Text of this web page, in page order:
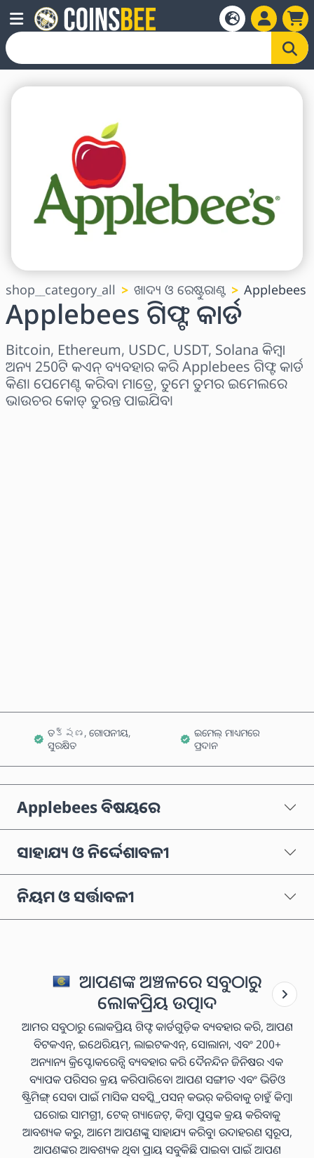
shop__category_all ଖାଦ୍ୟ ଓ ରେଷ୍ଟୁରାଣ୍ଟ Applebees
Applebees ଗିଫ୍ଟ କାର୍ଡ
Bitcoin, Ethereum, USDC, USDT, Solana କିମ୍ବା
ଅନ୍ୟ 250ଟି କଏନ୍ ବ୍ୟବହାର କରି Applebees ଗିଫ୍ଟ କାର୍ଡ
କିଣ। ପେମେଣ୍ଟ କରିବା ମାତ୍ରେ, ତୁମେ ତୁମର ଇମେଲରେ
ଭାଉଚର କୋଡ୍ ତୁରନ୍ତ ପାଇଯିବ।
ତక్షణ, ଗୋପନୀୟ,
ସୁରକ୍ଷିତ
ଇମେଲ୍ ମାଧ୍ୟମରେ
ପ୍ରଦାନ
Applebees ବିଷୟରେ
ସାହାଯ୍ୟ ଓ ନିର୍ଦ୍ଦେଶାବଳୀ
ନିୟମ ଓ ସର୍ତ୍ତାବଳୀ
ଆପଣଙ୍କ ଅଞ୍ଚଳରେ ସବୁଠାରୁ
ଲୋକପ୍ରିୟ ଉତ୍ପାଦ
ଆମର ସବୁଠାରୁ ଲୋକପ୍ରିୟ ଗିଫ୍ଟ କାର୍ଡଗୁଡ଼ିକ ବ୍ୟବହାର କରି, ଆପଣ
ବିଟକଏନ୍, ଇଥେରିୟମ୍, ଲାଇଟକଏନ୍, ସୋଲାନା, ଏବଂ 200+
ଅନ୍ୟାନ୍ୟ କ୍ରିପ୍ଟୋକରେନ୍ସି ବ୍ୟବହାର କରି ଦୈନନ୍ଦିନ ଜିନିଷର ଏକ
ବ୍ୟାପକ ପରିସର କ୍ରୟ କରିପାରିବେ। ଆପଣ ସଙ୍ଗୀତ ଏବଂ ଭିଡିଓ
ଷ୍ଟ୍ରିମିଙ୍ଗ୍ ସେବା ପାଇଁ ମାସିକ ସବସ୍କ୍ରିପସନ୍ କଭର୍ କରିବାକୁ ଚାହୁଁ କିମ୍ବା
ଘରୋଇ ସାମଗ୍ରୀ, ଟେକ୍ ଗ୍ୟାଜେଟ୍, କିମ୍ବା ପୁସ୍ତକ କ୍ରୟ କରିବାକୁ
ଆବଶ୍ୟକ କରୁ, ଆମେ ଆପଣଙ୍କୁ ସାହାଯ୍ୟ କରିବୁ। ଉଦାହରଣ ସ୍ୱରୂପ,
ଆପଣଙ୍କର ଆବଶ୍ୟକ ଥିବା ପ୍ରାୟ ସବୁକିଛି ପାଇବା ପାଇଁ ଆପଣ